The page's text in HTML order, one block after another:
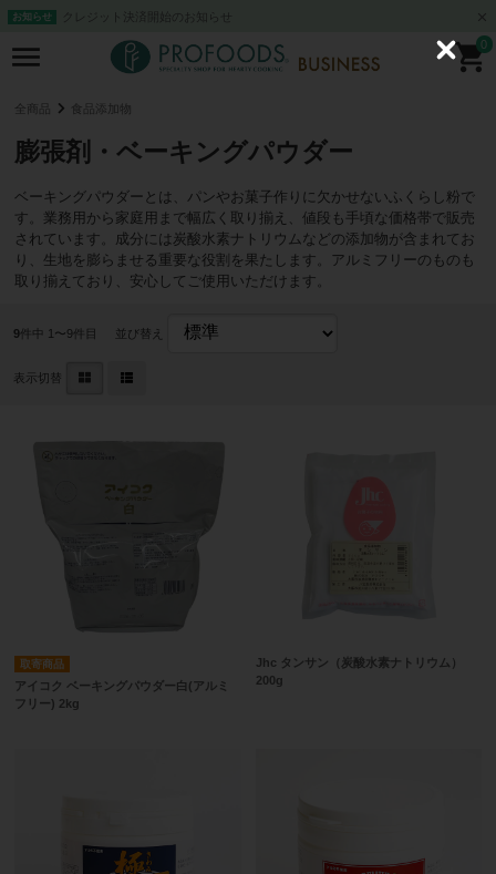
お知らせ クレジット決済開始のお知らせ
0
全商品 食品添加物
膨張剤・ベーキングパウダー
ベーキングパウダーとは、パンやお菓子作りに欠かせないふくらし粉で
す。業務用から家庭用まで幅広く取り揃え、値段も手頃な価格帯で販売
されています。成分には炭酸水素ナトリウムなどの添加物が含まれてお
り、生地を膨らませる重要な役割を果たします。アルミフリーのものも
取り揃えており、安心してご使用いただけます。
9件中 1〜9件目 並び替え
表示切替
取寄商品
アイコク ベーキングパウダー白(アルミ
フリー) 2kg
Jhc タンサン（炭酸水素ナトリウム）
200g
C